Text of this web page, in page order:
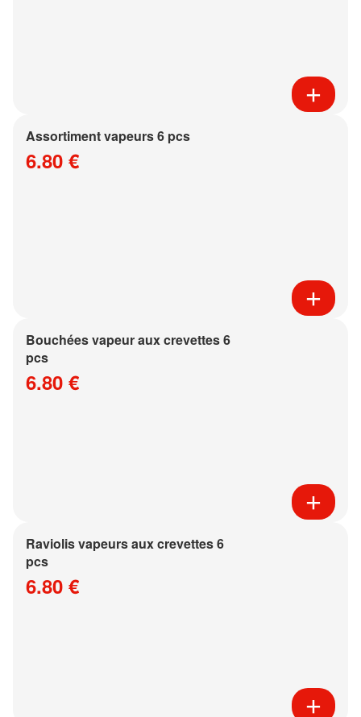
Assortiment vapeurs 6 pcs
6.80 €
Bouchées vapeur aux crevettes 6
pcs
6.80 €
Raviolis vapeurs aux crevettes 6
pcs
6.80 €